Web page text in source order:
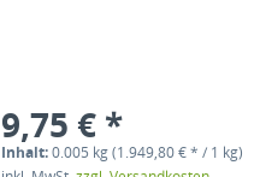
9,75 € *
Inhalt:0.005 kg (1.949,80 € * / 1 kg)